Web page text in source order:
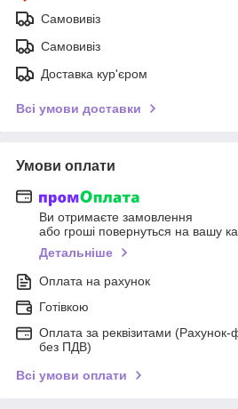
Самовивіз
Самовивіз
Доставка кур'єром
Всі умови доставки
Умови оплати
Ви отримаєте замовлення
або гроші повернуться на вашу
Детальніше
Оплата на рахунок
Готівкою
Оплата за реквізитами
без ПДВ)
Всі умови оплати